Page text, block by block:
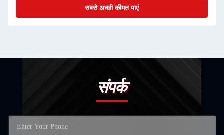
सबसे अच्छी कीमत पाएं
संपर्क